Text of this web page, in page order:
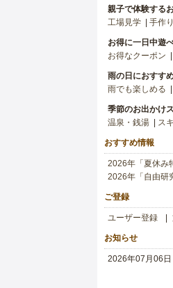
親子で体験する
工場見学
手作
お得に一日中遊
お得なクーポン
雨の日におすす
雨でも楽しめる
季節のお出かけ
温泉・銭湯
ス
おすすめ情報
2026年「夏休み
2026年「自由研
ご登録
ユーザー登録
お知らせ
2026年07月06日